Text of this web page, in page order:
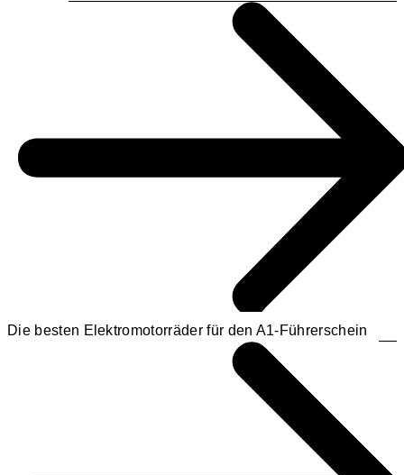
Die besten Elektromotorräder für den A1-Führerschein